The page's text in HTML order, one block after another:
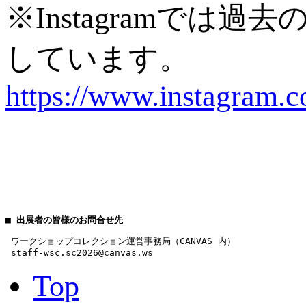
※Instagramでは過去
しています。
https://
■ 出展者の皆様のお問合せ先
ワークショップコレクション運営事務局（CANVAS 内）
staff-wsc.sc2026@canvas.ws
Top